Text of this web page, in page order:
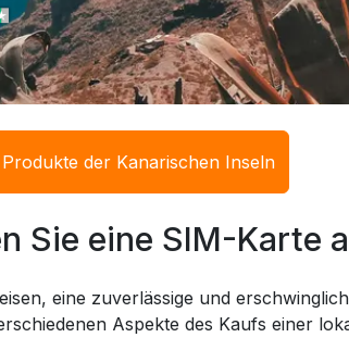
der Kanarischen Inseln
Sie eine SIM-Karte
eine zuverlässige und
Aspekte des Kaufs einer